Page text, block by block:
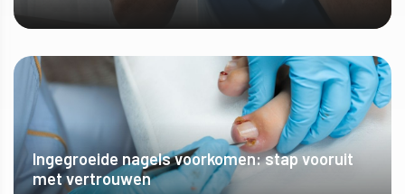
ONTDEK MEER
Ingegroeide nagels voorkomen: stap vooruit
met vertrouwen